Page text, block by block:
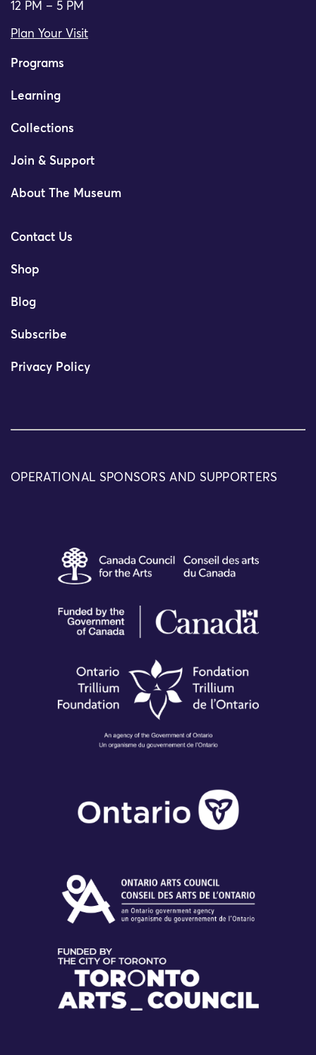
12 PM – 5 PM
Plan Your Visit
Programs
Learning
Collections
Join & Support
About The Museum
Contact Us
Shop
Blog
Subscribe
Privacy Policy
OPERATIONAL SPONSORS AND SUPPORTERS